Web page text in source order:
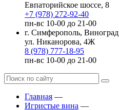
Евпаторийское шоссе, 8
+7 (978) 272-92-40
пн-вс 10-00 до 21-00
г. Симферополь, Виноград
ул. Никанорова, 4Ж
8 (978) 777-18-95
пн-вс 10-00 до 21-00
Главная —
Игристые вина —